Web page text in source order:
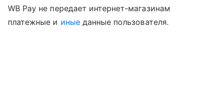
WB Pay не передает интернет-магазинам
платежные и иныеданные пользователя.